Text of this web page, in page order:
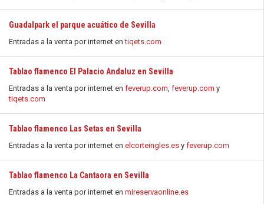
Guadalpark el parque acuático de Sevilla
Entradas a la venta por internet entiqets.com
Tablao flamenco El Palacio Andaluz en Sevilla
Entradas a la venta por internet en feverup.com, feverup.com y
tiqets.com
Tablao flamenco Las Setas en Sevilla
Entradas a la venta por internet en elcorteingles.es y feverup.com
Tablao flamenco La Cantaora en Sevilla
Entradas a la venta por internet en mireservaonline.es